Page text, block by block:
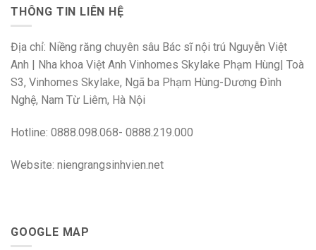
THÔNG TIN LIÊN HỆ
Địa chỉ: Niềng răng chuyên sâu Bác sĩ nội trú Nguyễn Việt
Anh | Nha khoa Việt Anh Vinhomes Skylake Phạm Hùng| Toà
S3, Vinhomes Skylake, Ngã ba Phạm Hùng-Dương Đình
Nghệ, Nam Từ Liêm, Hà Nội
Hotline: 0888.098.068- 0888.219.000
Website: niengrangsinhvien.net
GOOGLE MAP